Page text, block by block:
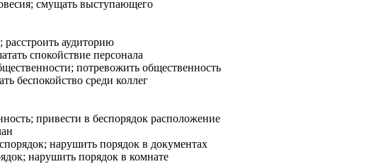
смущать выступающего
аудиторию
спокойствие персонала
потревожить общественность
беспокойство среди коллег
привести в беспорядок расположение
нарушить порядок в документах
нарушить порядок в комнате